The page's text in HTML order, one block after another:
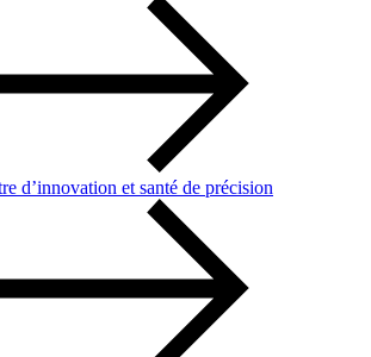
d’innovation et santé de précision